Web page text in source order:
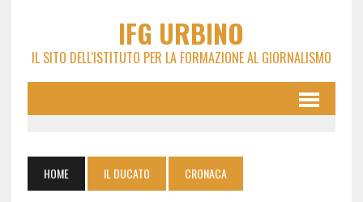
IFG URBINO
IL SITO DELL'ISTITUTO PER LA FORMAZIONE AL GIORNALISMO
HOME IL DUCATO CRONACA